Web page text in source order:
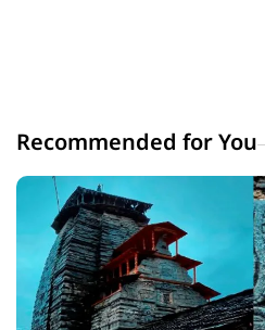
Recommended for You